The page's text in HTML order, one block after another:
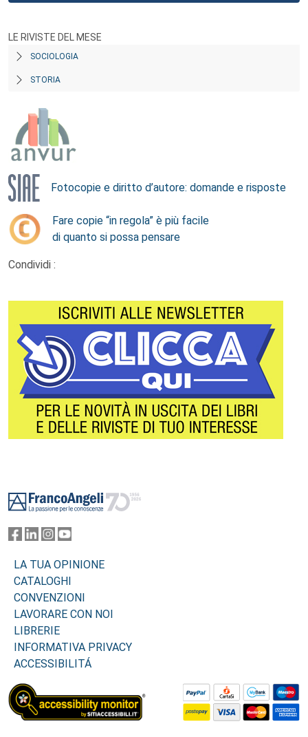
LE RIVISTE DEL MESE
SOCIOLOGIA
STORIA
Fotocopie e diritto d’autore: domande e risposte
Fare copie “in regola” è più facile
di quanto si possa pensare
Condividi :
LA TUA OPINIONE
CATALOGHI
CONVENZIONI
LAVORARE CON NOI
LIBRERIE
INFORMATIVA PRIVACY
ACCESSIBILITÁ